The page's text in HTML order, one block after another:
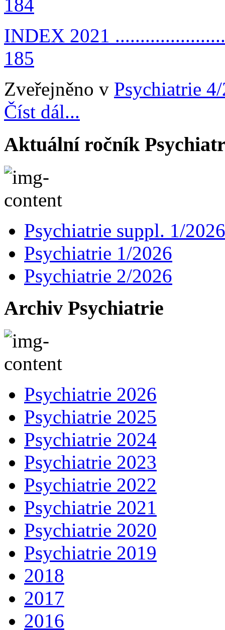
184
INDEX 2021
185
Zveřejněno v Psychiatrie
Číst dál...
Aktuální ročník
Psychiatrie suppl. 1/2026
Psychiatrie 1/2026
Psychiatrie 2/2026
Archiv Psychiatrie
Psychiatrie 2026
Psychiatrie 2025
Psychiatrie 2024
Psychiatrie 2023
Psychiatrie 2022
Psychiatrie 2021
Psychiatrie 2020
Psychiatrie 2019
2018
2017
2016